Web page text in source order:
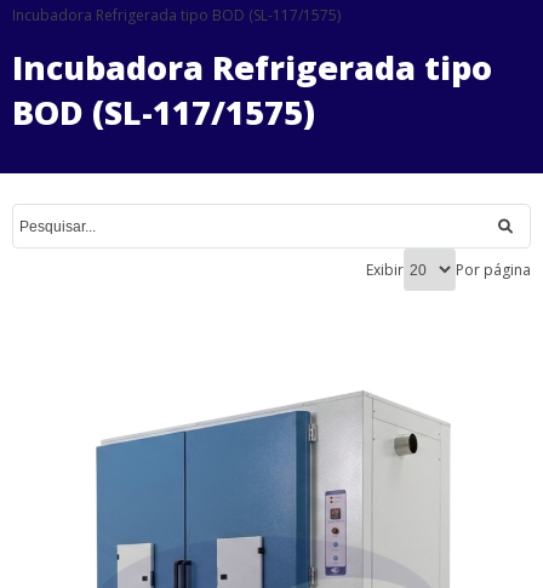
Incubadora Refrigerada tipo BOD (SL-117/1575)
Incubadora Refrigerada tipo
BOD (SL-117/1575)
Exibir Por página